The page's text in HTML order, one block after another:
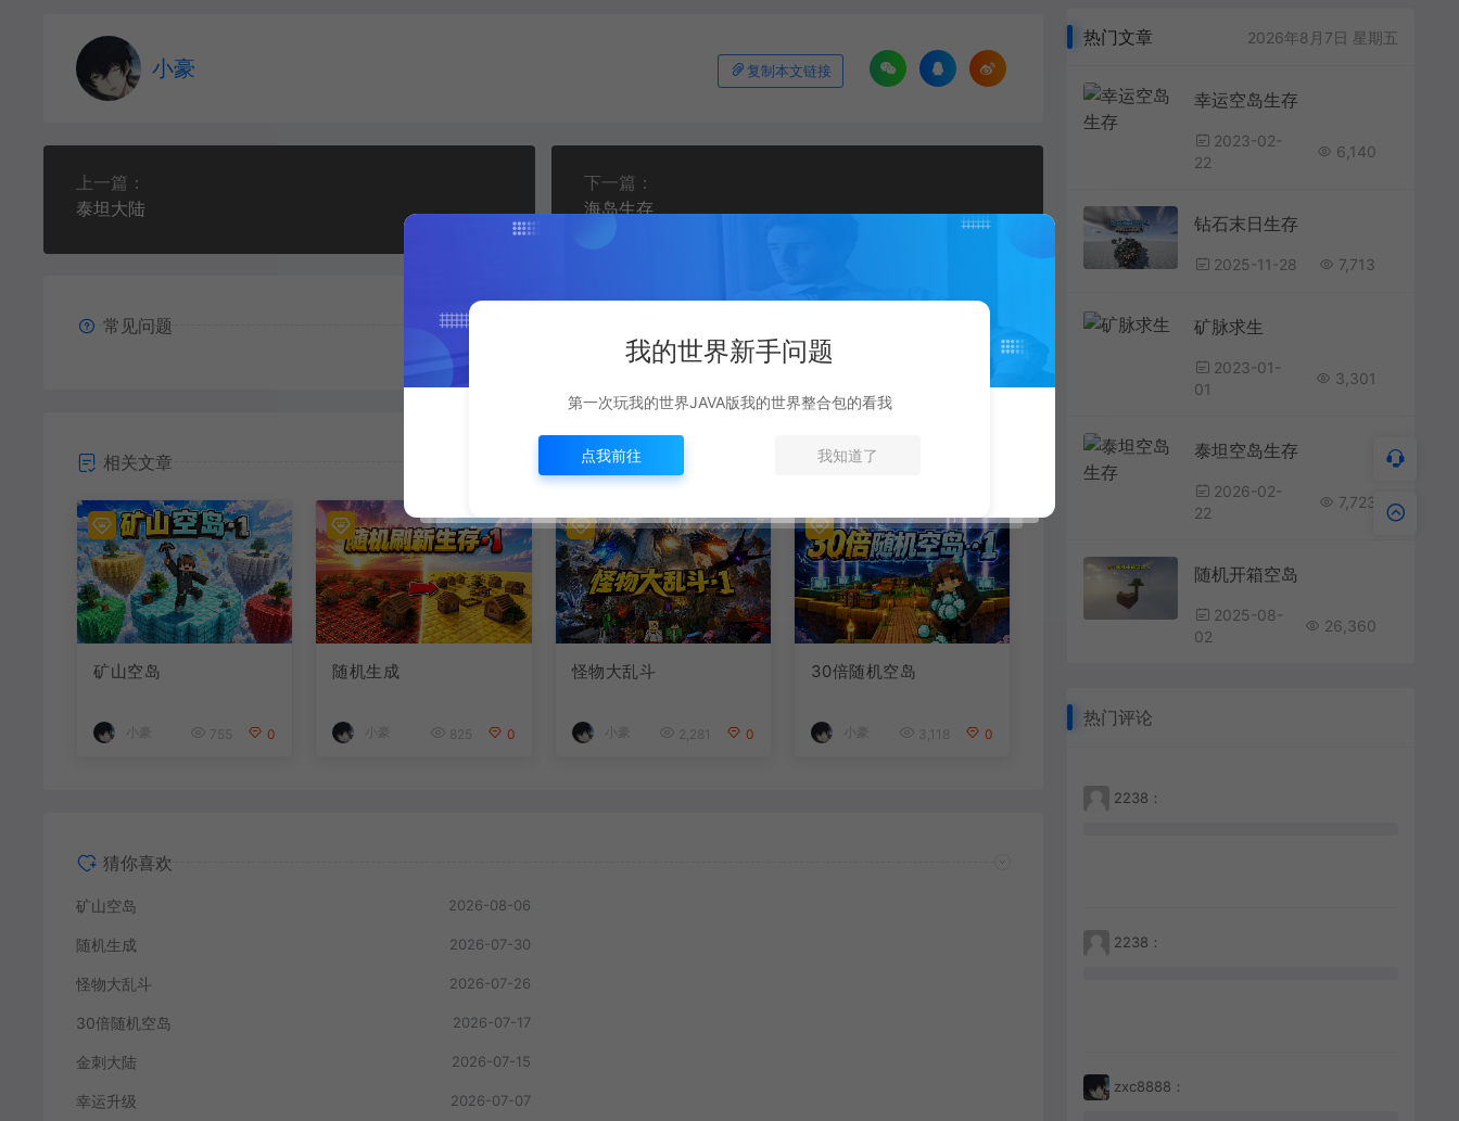
小豪 复制本文链接
上一篇：
泰坦大陆
下一篇：
海岛生存
常见问题
相关文章
矿山空岛
小豪 755 0
随机生成
小豪 825 0
怪物大乱斗
小豪 2,281 0
30倍随机空岛
小豪 3,118 0
猜你喜欢
矿山空岛 2026-08-06
随机生成 2026-07-30
怪物大乱斗 2026-07-26
30倍随机空岛 2026-07-17
金刺大陆 2026-07-15
幸运升级 2026-07-07
热门文章 2026年8月7日 星期五
幸运空岛生存
2023-02-
22
6,140
钻石末日生存
2025-11-28 7,713
矿脉求生
2023-01-
01
3,301
泰坦空岛生存
2026-02-
22
7,723
随机开箱空岛
2025-08-
02
26,360
热门评论
2238：
2238：
zxc8888：
我的世界新手问题
第一次玩我的世界JAVA版我的世界整合包的看我
点我前往 我知道了